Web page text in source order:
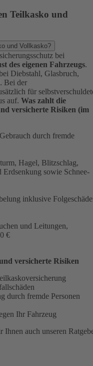
Teilkasko und
und Vollkasko?
bei
des eigenen Fahrzeugs.
Diebstahl, Glasbruch,
Bei der
für
auf. Was zahlt die
versicherte Risiken (im
durch fremde
Hagel, Blitzschlag,
sowie Schnee-
inklusive
und Leitungen,
€
versicherte Risiken
durch fremde Personen
Ihr Fahrzeug
auch unseren